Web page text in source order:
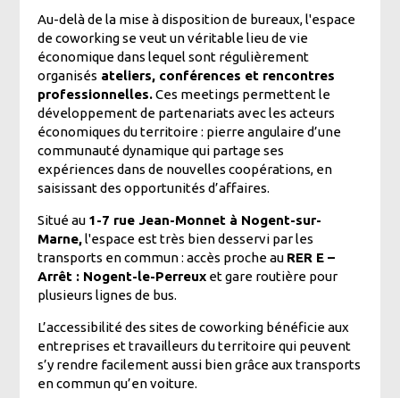
Au-delà de la mise à disposition de bureaux, l'espace
de coworking se veut un véritable lieu de vie
économique dans lequel sont régulièrement
organisés ateliers, conférences et rencontres
professionnelles.Ces meetings permettent le
développement de partenariats avec les acteurs
économiques du territoire : pierre angulaire d’une
communauté dynamique qui partage ses
expériences dans de nouvelles coopérations, en
saisissant des opportunités d’affaires.
Situé au 1-7 rue Jean-Monnet à Nogent-sur-
Marne,l'espace est très bien desservi par les
transports en commun : accès proche au RER E –
Arrêt : Nogent-le-Perreux et gare routière pour
plusieurs lignes de bus.
L’accessibilité des sites de coworking bénéficie aux
entreprises et travailleurs du territoire qui peuvent
s’y rendre facilement aussi bien grâce aux transports
en commun qu’en voiture.